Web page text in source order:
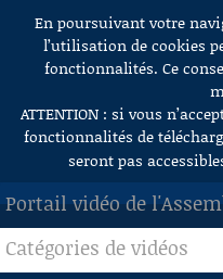
Aller au contenu
En poursuivant votre
l’utilisation de cookies
fonctionnalités. Ce
ATTENTION : si vous
fonctionnalités de
seront pas
Portail vidéo de
ACCUEIL
Catégories de vidéos